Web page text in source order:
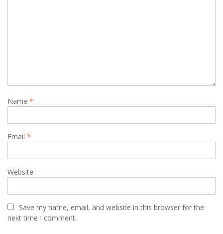
n
Name *
Email *
Website
Save my name, email, and website in this browser for the
next time I comment.